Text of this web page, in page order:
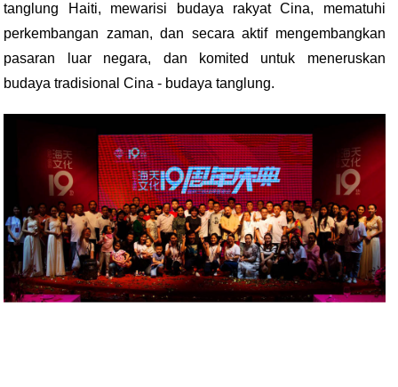
tanglung Haiti, mewarisi budaya rakyat Cina, mematuhi
perkembangan zaman, dan secara aktif mengembangkan
pasaran luar negara, dan komited untuk meneruskan
budaya tradisional Cina - budaya tanglung.